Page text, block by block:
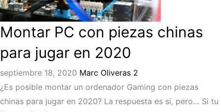
Montar PC con piezas chinas
para jugar en 2020
septiembre 18, 2020 Marc Oliveras 2
¿Es posible montar un ordenador Gaming con piezas
chinas para jugar en 2020? La respuesta es si, pero… Si tu